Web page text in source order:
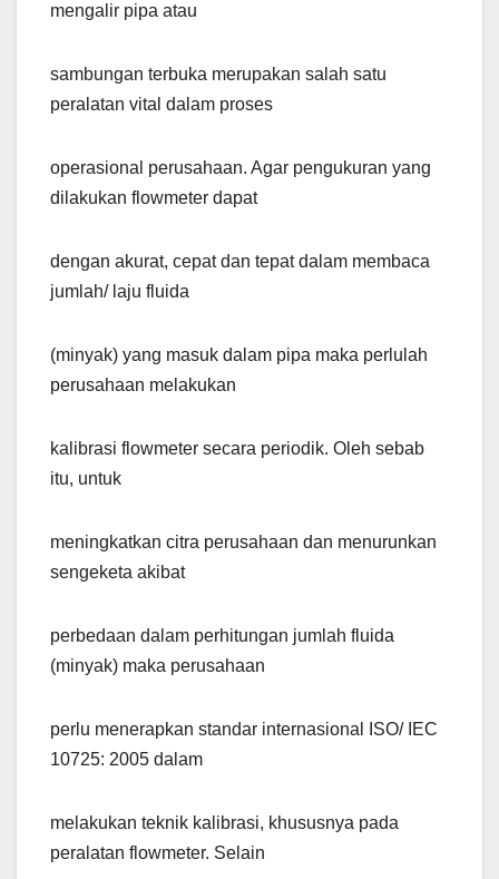
mengalir pipa atau
sambungan terbuka merupakan salah satu
peralatan vital dalam proses
operasional perusahaan. Agar pengukuran yang
dilakukan flowmeter dapat
dengan akurat, cepat dan tepat dalam membaca
jumlah/ laju fluida
(minyak) yang masuk dalam pipa maka perlulah
perusahaan melakukan
kalibrasi flowmeter secara periodik. Oleh sebab
itu, untuk
meningkatkan citra perusahaan dan menurunkan
sengeketa akibat
perbedaan dalam perhitungan jumlah fluida
(minyak) maka perusahaan
perlu menerapkan standar internasional ISO/ IEC
10725: 2005 dalam
melakukan teknik kalibrasi, khususnya pada
peralatan flowmeter. Selain